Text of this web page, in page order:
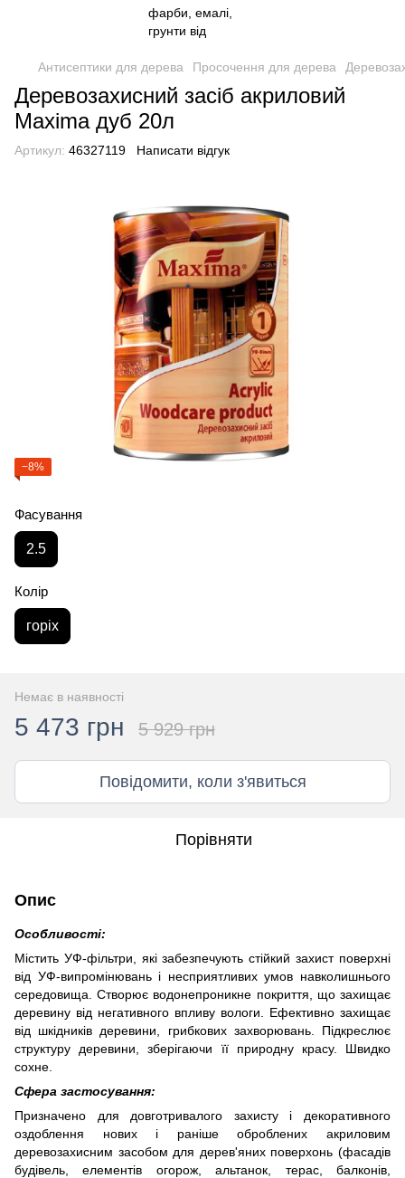
Антисептики для дерева Просочення для дерева
Деревозахисний засіб акриловий
Maxima дуб 20л
Артикул: 46327119 Написати відгук
−8%
Фасування
2.5
Колір
горіх
Немає в наявності
5 473 грн 5 929 грн
Повідомити, коли з'явиться
Порівняти
Опис
Особливості:
Містить УФ-фільтри, які забезпечують стійкий захист поверхні
від УФ-випромінювань і несприятливих умов навколишнього
середовища. Створює водонепроникне покриття, що захищає
деревину від негативного впливу вологи. Ефективно захищає
від шкідників деревини, грибкових захворювань. Підкреслює
структуру деревини, зберігаючи її природну красу. Швидко
сохне.
Сфера застосування:
Призначено для довготривалого захисту і декоративного
оздоблення нових і раніше оброблених акриловим
деревозахисним засобом для дерев'яних поверхонь (фасадів
будівель, елементів огорож, альтанок, терас, балконів,